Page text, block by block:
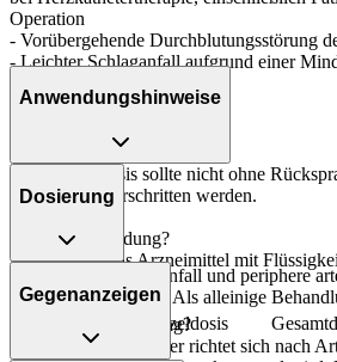
Operation
- Vorübergehende Durchblutungsstörung
- Leichter Schlaganfall aufgrund einer
- Vorhofflimmern
Anwendungshinweise
Die Gesamtdosis sollte nicht ohne
Apotheker überschritten werden.
Art der Anwendung?
Nehmen Sie das Arzneimittel mit
Dauer der Anwendung?
Die Anwendungsdauer richtet sich nach
Dosierung
Herzinfarkt, Schlaganfall und periphere
Verschlusskrankheit: Als alleinige
Einzeldosis
Erwachsene
Gegenanzeigen